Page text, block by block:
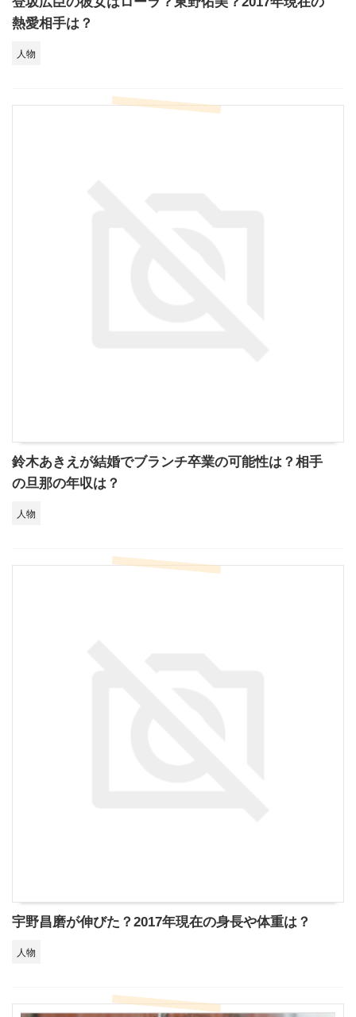
熱愛相手は？
人物
鈴木あきえが結婚でブランチ卒業の可能性は？相手
の旦那の年収は？
人物
宇野昌磨が伸びた？2017年現在の身長や体重は？
人物